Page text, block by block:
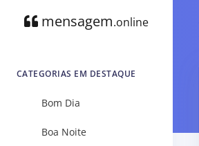
mensagem.online
CATEGORIAS EM DESTAQUE
Bom Dia
Boa Noite